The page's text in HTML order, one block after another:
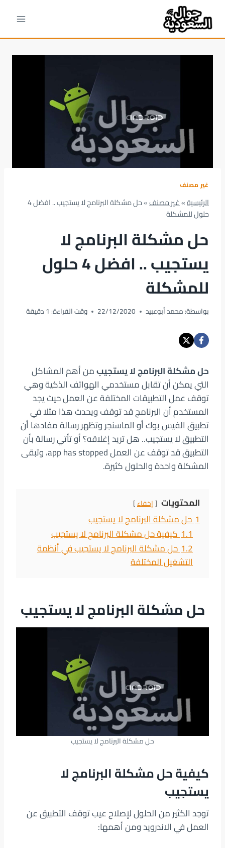
المحتوى
غير مصنف
الرئيسية»غير مصنف»
حل مشكلة البرنامج لا يستجيب .. افضل 4
حلول للمشكلة
حل مشكلة البرنامج لا
يستجيب .. افضل 4 حلول
للمشكلة
بواسطة:محمد أبوعبيد 22/12/2020 وقت القراءة: 1دقيقة
حل مشكلة البرنامج لا يستجيبمن أهم المشاكل
التي يمكن أن تقابل مستخدمي الهواتف الذكية وهي
توقف عمل التطبيقات المختلفة عن العمل حيث يجد
المستخدم أن البرنامج قد توقف ويحدث هذا مثلا في
تطبيق الفيس بوك أو الماسنجر وتظهر رسالة مفادها أن
التطبيق لا يستجيب.. هل تريد إغلاقه؟ أو تأتي رسالة بأن
التطبيق قد توقف عن العمل app has stopped، وتبقى
المشكلة واحدة والحلول كثيرة.
المحتويات إخفاء
1حل مشكلة البرنامج لا يستجيب
1.1كيفية حل مشكلة البرنامج لا يستجيب
1.2حل مشكلة البرنامج لا يستجيب في أنظمة
التشغيل المختلفة
حل مشكلة البرنامج لا يستجيب
حل مشكلة البرنامج لا يستجيب
كيفيةحل مشكلة البرنامج لا
يستجيب
توجد الكثير من الحلول لإصلاح عيب توقف التطبيق عن
العمل في الاندرويد ومن أهمها: